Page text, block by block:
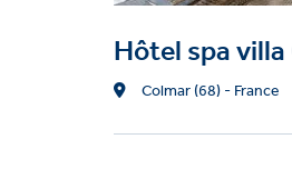
Hôtel spa
Location
Colmar (68) - France